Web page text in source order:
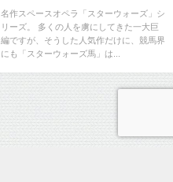
紹介！
名作スペースオペラ「スターウォーズ」シ
リーズ。 多くの人を虜にしてきた一大巨
編ですが、そうした人気作だけに、競馬界
にも「スターウォーズ馬」は...